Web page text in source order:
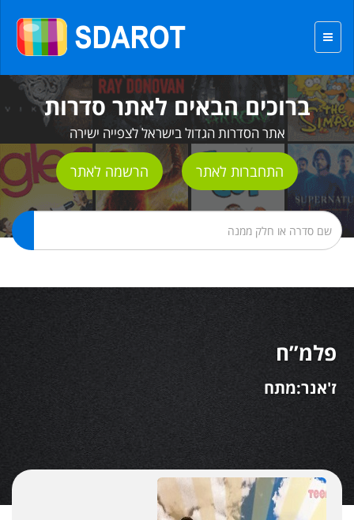
ברוכים הבאים לאתר סדרות
אתר הסדרות הגדול בישראל לצפייה ישירה
התחברות לאתר הרשמה לאתר
פלמ”ח
ז'אנר:מתח